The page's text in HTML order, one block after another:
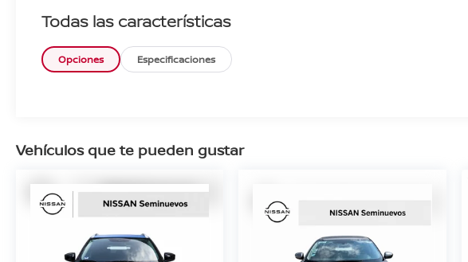
Todas las características
Opciones Especificaciones
Vehículos que te pueden gustar